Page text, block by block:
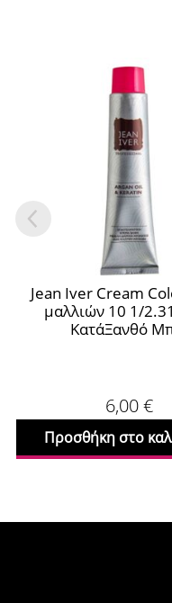
Jean Iver Cream
μαλλιών 10 1/
ΚατάΞανθό
6,00€
Προσθήκη στο